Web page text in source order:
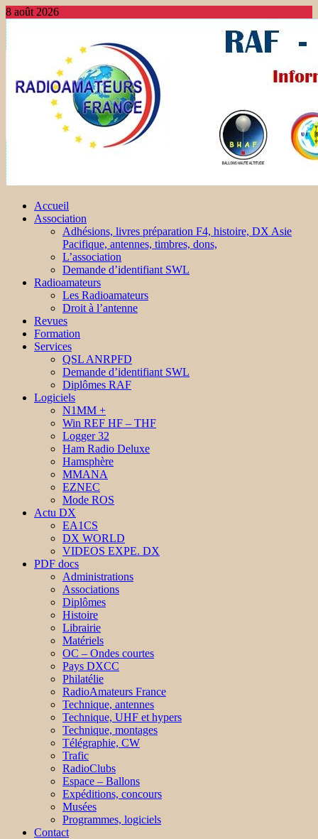
8 août 2026
Accueil
Association
Adhésions, livres préparation F4, histoire, DX Asie
Pacifique, antennes, timbres, dons,
L’association
Demande d’identifiant SWL
Radioamateurs
Les Radioamateurs
Droit à l’antenne
Revues
Formation
Services
QSL ANRPFD
Demande d’identifiant SWL
Diplômes RAF
Logiciels
N1MM +
Win REF HF – THF
Logger 32
Ham Radio Deluxe
Hamsphère
MMANA
EZNEC
Mode ROS
Actu DX
EA1CS
DX WORLD
VIDEOS EXPE. DX
PDF docs
Administrations
Associations
Diplômes
Histoire
Librairie
Matériels
OC – Ondes courtes
Pays DXCC
Philatélie
RadioAmateurs France
Technique, antennes
Technique, UHF et hypers
Technique, montages
Télégraphie, CW
Trafic
RadioClubs
Espace – Ballons
Expéditions, concours
Musées
Programmes, logiciels
Contact